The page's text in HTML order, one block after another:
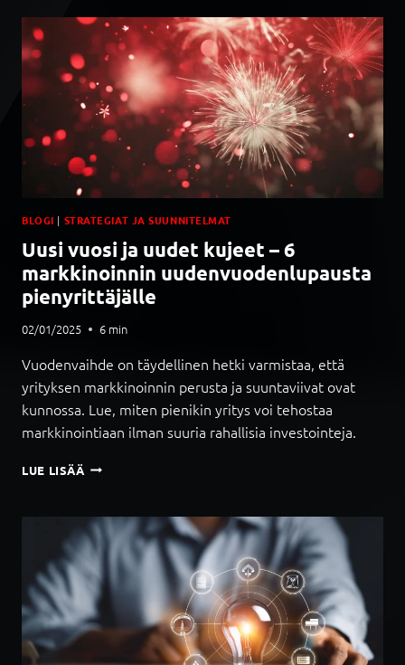
N
E
N
E
R
A
I
V
I
E
N
T
K
Ä
L
M
U
T
S
S
L
L
BLOGI | STRATEGIAT JA SUUNNITELMAT
Uusi vuosi ja uudet kujeet – 6
markkinoinnin uudenvuodenlupausta
pienyrittäjälle
02/01/2025 6 min
Vuodenvaihde on täydellinen hetki varmistaa, että
yrityksen markkinoinnin perusta ja suuntaviivat ovat
kunnossa. Lue, miten pienikin yritys voi tehostaa
markkinointiaan ilman suuria rahallisia investointeja.
LUE LISÄÄ U
I
V
U
O
S
I
J